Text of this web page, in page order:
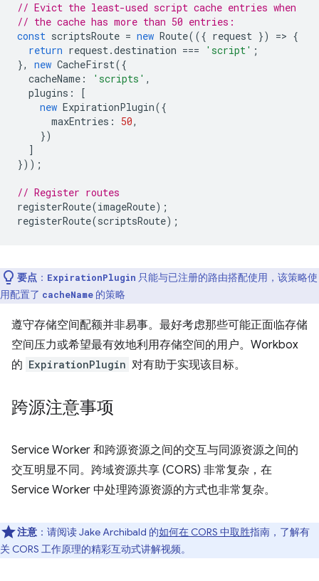
// Evict the least-used script cache entries when
// the cache has more than 50 entries:
const scriptsRoute = new Route(({ request }) => {
return request.destination === 'script' ;
},
new CacheFirst({
cacheName : 'scripts' ,
plugins :
[
new ExpirationPlugin({
maxEntries : 50,
})
]
}));
// Register routes
registerRoute(imageRoute);
registerRoute(scriptsRoute);
要点 ： ExpirationPlugin 只能与已注册的路由搭配使用，该策略使
用配置了 cacheName 的策略
遵守存储空间配额并非易事。最好考虑那些可能正面临存储
空间压力或希望最有效地利用存储空间的用户。Workbox
的 ExpirationPlugin 对有助于实现该目标。
跨源注意事项
Service Worker 和跨源资源之间的交互与同源资源之间的
交互明显不同。跨域资源共享 (CORS) 非常复杂，在
Service Worker 中处理跨源资源的方式也非常复杂。
注意 ：请阅读 Jake Archibald 的如何在 CORS 中取胜指南，了解有
关 CORS 工作原理的精彩互动式讲解视频。